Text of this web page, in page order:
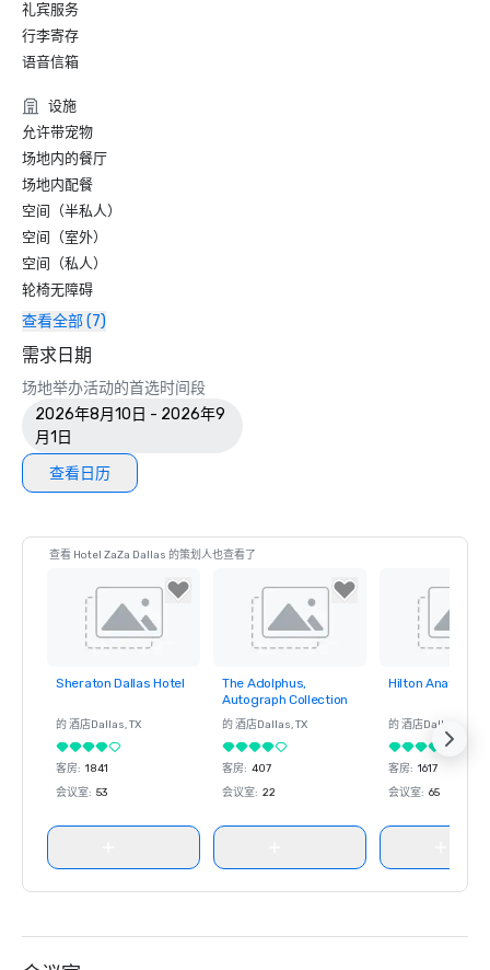
礼宾服务
行李寄存
语音信箱
设施
允许带宠物
场地内的餐厅
场地内配餐
空间（半私人）
空间（室外）
空间（私人）
轮椅无障碍
查看全部 (7)
需求日期
场地举办活动的首选时间段
2026年8月10日 - 2026年9
月1日
查看日历
查看 Hotel ZaZa Dallas 的策划人也查看了
Removed from
Sheraton Dallas Hotel
的 酒店Dallas, TX
客房: 1841
会议室: 53
Removed from
favorites
The Adolphus,
Autograph Collection
的 酒店Dallas, TX
客房: 407
会议室: 22
Removed
Hilton Anatole
的 酒店Dallas
客房: 1617
会议室: 65